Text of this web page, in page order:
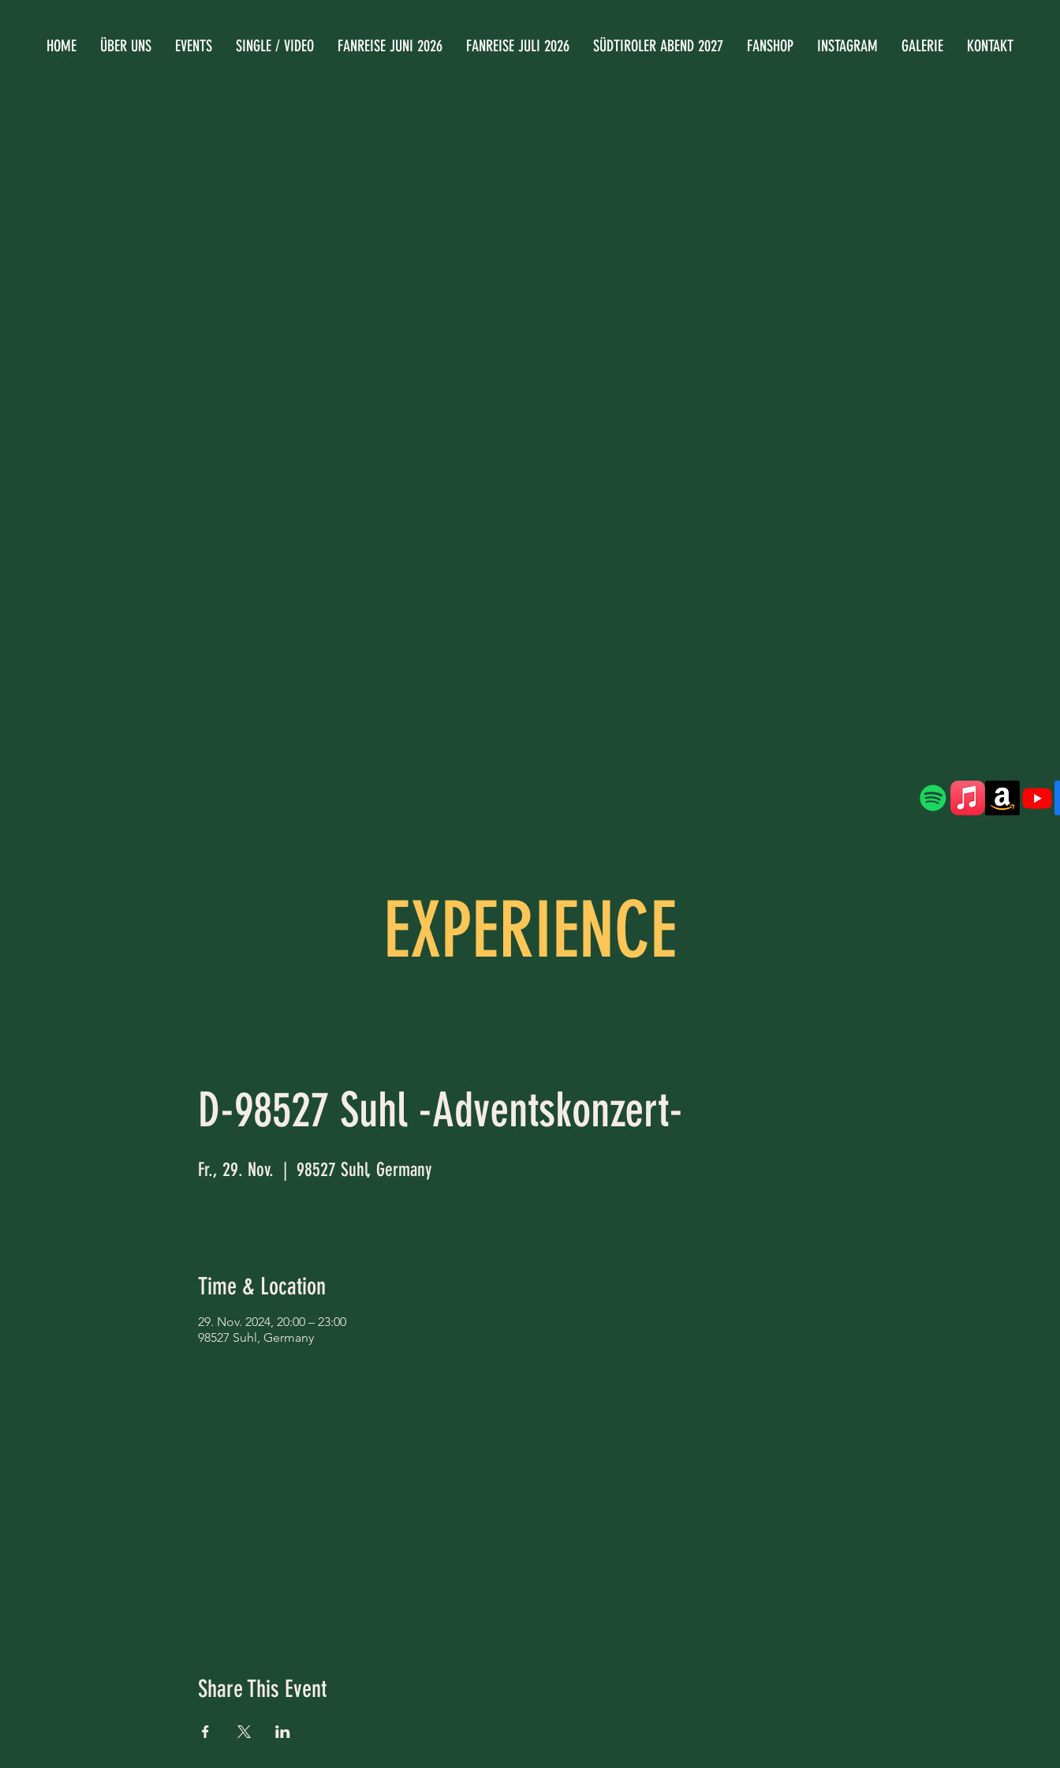
HOME ÜBER UNS EVENTS SINGLE / VIDEO FANREISE JUNI 2026 FANREISE JULI 2026 SÜDTIROLER ABEND 2027 FANSHOP INSTAGRAM GALERIE KONTAKT
EXPERIENCE
D-98527 Suhl -Adventskonzert-
Fr., 29. Nov. 98527 Suhl, Germany
Time & Location
29. Nov. 2024, 20:00 – 23:00
98527 Suhl, Germany
Share This Event